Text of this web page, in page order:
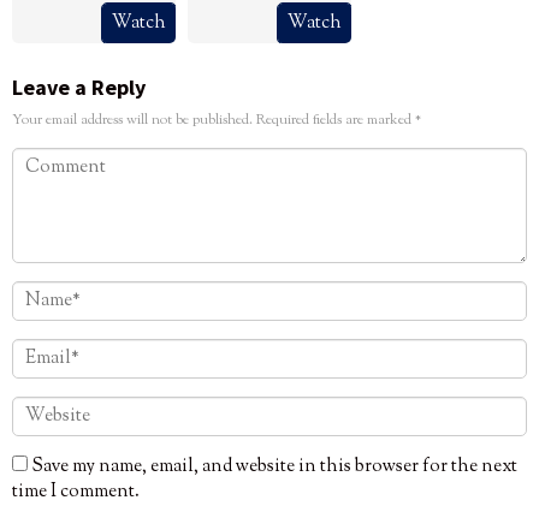
Watch Watch
Leave a Reply
Your email address will not be published. Required fields are marked*
Save my name, email, and website in this browser for the next
time I comment.